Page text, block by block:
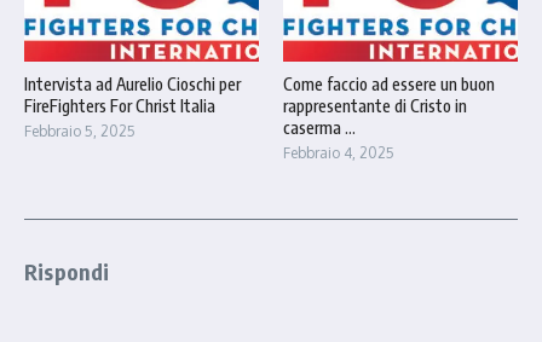
Intervista ad Aurelio Cioschi per
FireFighters For Christ Italia
Febbraio 5, 2025
Come faccio ad essere un buon
rappresentante di Cristo in
caserma ...
Febbraio 4, 2025
Rispondi